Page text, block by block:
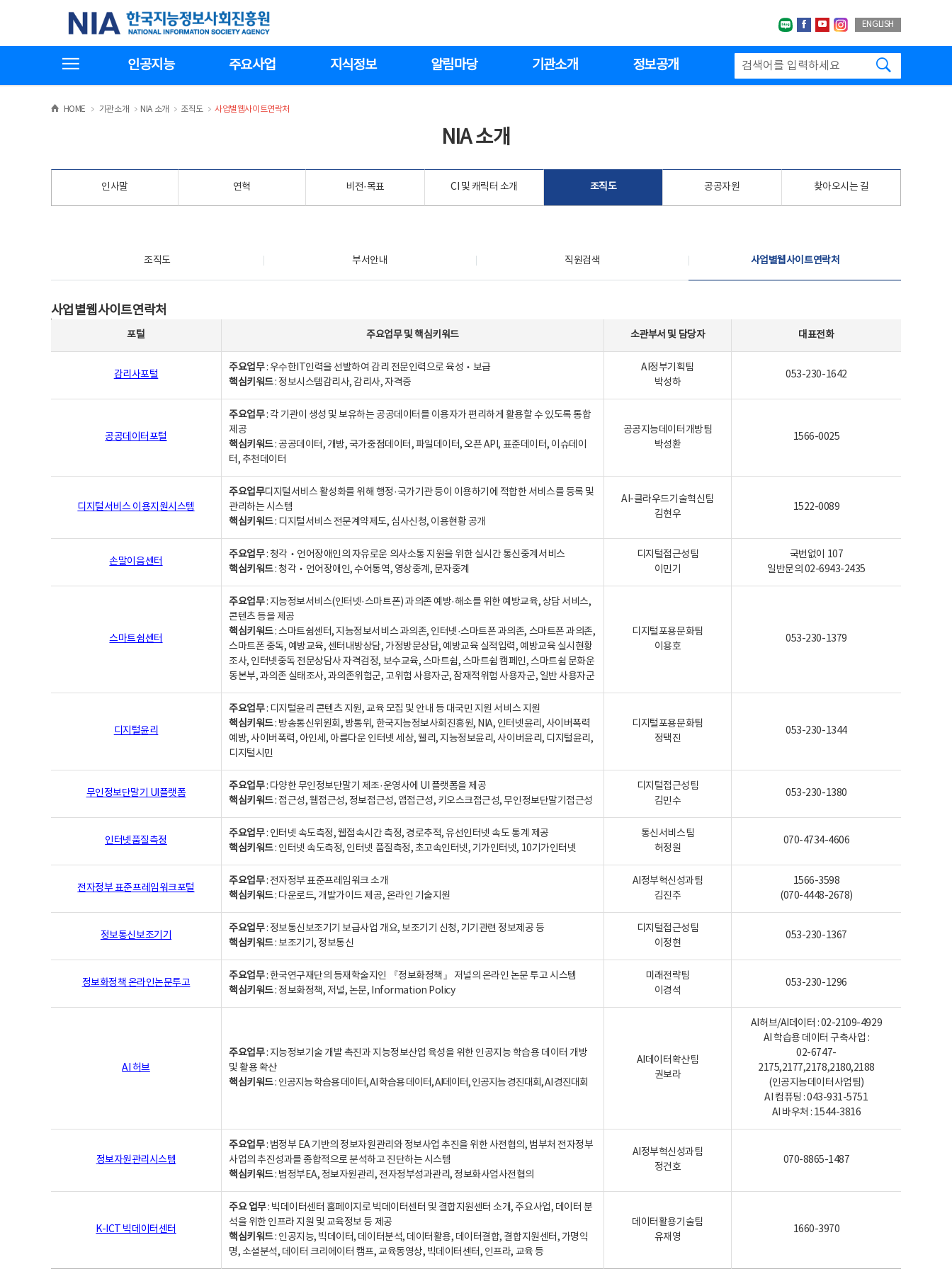
기
한국지능정보사회진흥원
네이버블로그
페이스북
유투브인스타그랩
ENGLISH
인공지능 주요사업 지식정보 알림마당 기관소개 정보공개
HOME >
기관소개 >NIA 소개 >
조직도 >
사업별웹사이트연락처
NIA 소개
인사말 연혁 비전·목표 CI 및 캐릭터 소개 조직도 공공자원 찾아오시는 길
조직도 부서안내 직원검색 사업별웹사이트연락처
사업별웹사이트연락처
포털 주요업무및핵심키워드 소관부서 및 담당자 대표전화
감리사포털
주요업무: 우수한IT인력을 선발하여 감리 전문인력으로 육성‧보급
핵심키워드: 정보시스템감리사, 감리사, 자격증
AI정부기획팀
박성하
053-230-1642
공공데이터포털
주요업무: 각 기관이 생성 및 보유하는 공공데이터를 이용자가 편리하게 활용할 수 있도록 통합
제공
핵심키워드: 공공데이터, 개방, 국가중점데이터, 파일데이터, 오픈 API, 표준데이터, 이슈데이
터, 추천데이터
공공지능데이터개방팀
박성환
1566-0025
디지털서비스 이용지원시스템
주요업무디지털서비스 활성화를 위해 행정·국가기관 등이 이용하기에 적합한 서비스를 등록 및
관리하는 시스템
핵심키워드: 디지털서비스 전문계약제도, 심사신청, 이용현황 공개
AI-클라우드기술혁신팀
김현우
1522-0089
손말이음센터
주요업무: 청각‧언어장애인의 자유로운 의사소통 지원을 위한 실시간 통신중계서비스
핵심키워드: 청각‧언어장애인, 수어통역, 영상중계, 문자중계
디지털접근성팀
이민기
국번없이 107
일반문의 02-6943-2435
스마트쉼센터
주요업무: 지능정보서비스(인터넷·스마트폰) 과의존 예방·해소를 위한 예방교육, 상담 서비스,
콘텐츠 등을 제공
핵심키워드: 스마트쉼센터, 지능정보서비스 과의존, 인터넷·스마트폰 과의존, 스마트폰 과의존,
스마트폰 중독, 예방교육, 센터내방상담, 가정방문상담, 예방교육 실적입력, 예방교육 실시현황
조사, 인터넷중독 전문상담사 자격검정, 보수교육, 스마트쉼, 스마트쉼 캠페인, 스마트쉼 문화운
동본부, 과의존 실태조사, 과의존위험군, 고위험 사용자군, 잠재적위험 사용자군, 일반 사용자군
디지털포용문화팀
이용호
053-230-1379
디지털윤리
주요업무: 디지털윤리 콘텐츠 지원, 교육 모집 및 안내 등 대국민 지원 서비스 지원
핵심키워드: 방송통신위원회, 방통위, 한국지능정보사회진흥원, NIA, 인터넷윤리, 사이버폭력
예방, 사이버폭력, 아인세, 아름다운 인터넷 세상, 웰리, 지능정보윤리, 사이버윤리, 디지털윤리,
디지털시민
디지털포용문화팀
정택진
053-230-1344
무인정보단말기 UI플랫폼
주요업무: 다양한 무인정보단말기 제조·운영사에 UI 플랫폼을 제공
핵심키워드: 접근성, 웹접근성, 정보접근성, 앱접근성, 키오스크접근성, 무인정보단말기접근성
디지털접근성팀
김민수
053-230-1380
인터넷품질측정
주요업무: 인터넷 속도측정, 웹접속시간 측정, 경로추적, 유선인터넷 속도 통계 제공
핵심키워드: 인터넷 속도측정, 인터넷 품질측정, 초고속인터넷, 기가인터넷, 10기가인터넷
통신서비스팀
허정원
070-4734-4606
전자정부 표준프레임워크포털
주요업무: 전자정부 표준프레임워크 소개
핵심키워드: 다운로드, 개발가이드 제공, 온라인 기술지원
AI정부혁신성과팀
김진주
1566-3598
(070-4448-2678)
정보통신보조기기
주요업무: 정보통신보조기기 보급사업 개요, 보조기기 신청, 기기관련 정보제공 등
핵심키워드: 보조기기, 정보통신
디지털접근성팀
이정현
053-230-1367
정보화정책 온라인논문투고
주요업무: 한국연구재단의 등재학술지인 『정보화정책』 저널의 온라인 논문 투고 시스템
핵심키워드: 정보화정책, 저널, 논문, Information Policy
미래전략팀
이경석
053-230-1296
AI 허브
주요업무: 지능정보기술 개발 촉진과 지능정보산업 육성을 위한 인공지능 학습용 데이터 개방
및 활용 확산
핵심키워드: 인공지능 학습용 데이터, AI 학습용 데이터, AI데이터, 인공지능 경진대회, AI 경진대회
AI데이터확산팀
권보라
AI허브/AI데이터 : 02-2109-4929
AI 학습용 데이터 구축사업 :
02-6747-
2175,2177,2178,2180,2188
(인공지능데이터사업팀)
AI 컴퓨팅 : 043-931-5751
AI 바우처 : 1544-3816
정보자원관리시스템
주요업무: 범정부 EA 기반의 정보자원관리와 정보사업 추진을 위한 사전협의, 범부처 전자정부
사업의 추진성과를 종합적으로 분석하고 진단하는 시스템
핵심키워드: 범정부EA, 정보자원관리, 전자정부성과관리, 정보화사업사전협의
AI정부혁신성과팀
정건호
070-8865-1487
K-ICT 빅데이터센터
주요 업무: 빅데이터센터 홈페이지로 빅데이터센터 및 결합지원센터 소개, 주요사업, 데이터 분
석을 위한 인프라 지원 및 교육정보 등 제공
핵심키워드: 인공지능, 빅데이터, 데이터분석, 데이터활용, 데이터결합, 결합지원센터, 가명익
명, 소셜분석, 데이터 크리에이터 캠프, 교육동영상, 빅데이터센터, 인프라, 교육 등
데이터활용기술팀
유재영
1660-3970